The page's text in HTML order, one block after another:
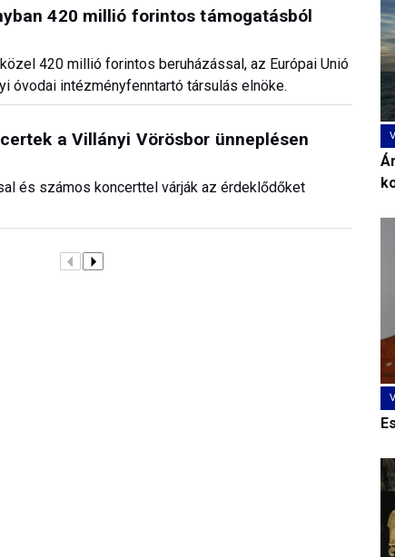
420 millió forintos támogatásból
420 millió forintos beruházással, az Európai Unió
óvodai intézményfenntartó társulás elnöke.
a Villányi Vörösbor ünneplésen
és számos koncerttel várják az érdeklődőket